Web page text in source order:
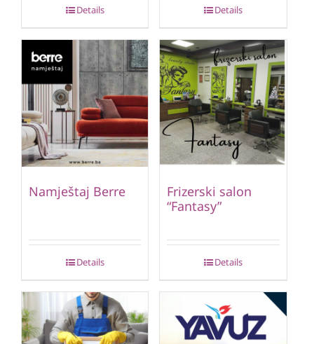
Details Details
Namještaj Berre
Details
Frizerski salon
“Fantasy”
Details